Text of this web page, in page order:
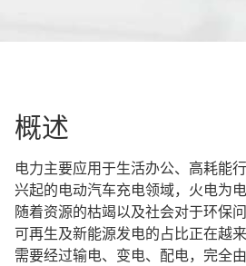
概述
电力主要应用于生活办公、高耗能
兴起的电动汽车充电领域，火电为
随着资源的枯竭以及社会对于环保
可再生及新能源发电的占比正在越
需要经过输电、变电、配电，完全